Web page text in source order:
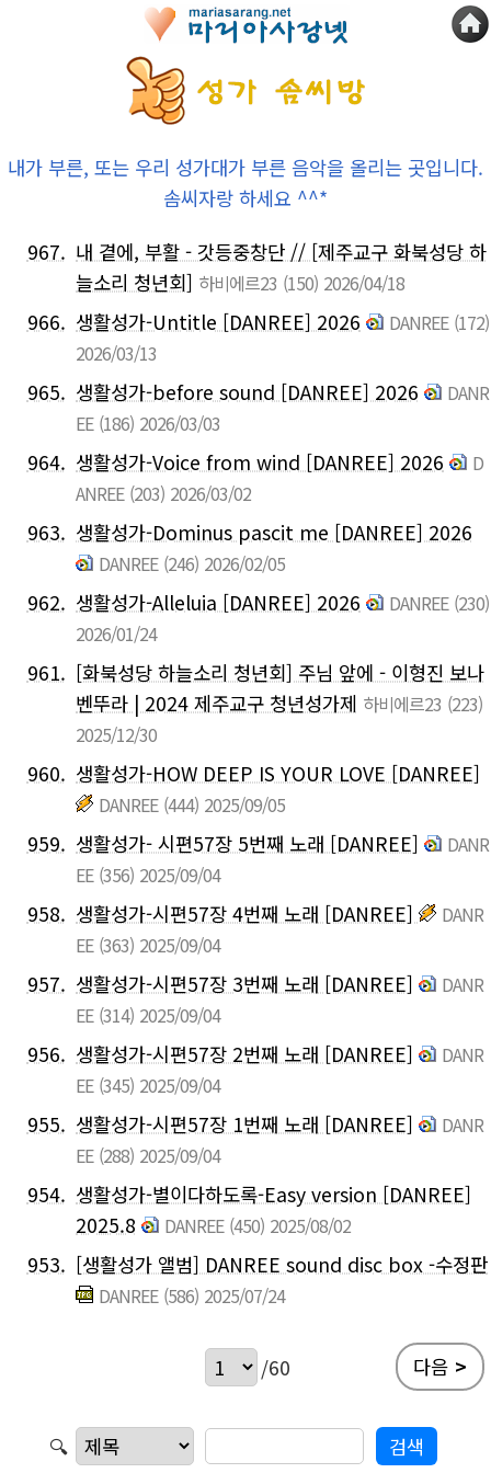
내가 부른, 또는 우리 성가대가 부른 음악을 올리는 곳입니다.
솜씨자랑 하세요 ^^*
967. 내 곁에, 부활 - 갓등중창단 // [제주교구 화북성당 하
늘소리 청년회] 하비에르23 (150) 2026/04/18
966. 생활성가-Untitle [DANREE] 2026 DANREE (172)
2026/03/13
965. 생활성가-before sound [DANREE] 2026
DANR
EE (186) 2026/03/03
964. 생활성가-Voice from wind [DANREE] 2026
D
ANREE (203) 2026/03/02
963. 생활성가-Dominus pascit me [DANREE] 2026
DANREE (246) 2026/02/05
962. 생활성가-Alleluia [DANREE] 2026 DANREE (230)
2026/01/24
961. [화북성당 하늘소리 청년회] 주님 앞에 - 이형진 보나
벤뚜라 | 2024 제주교구 청년성가제 하비에르23 (223)
2025/12/30
960. 생활성가-HOW DEEP IS YOUR LOVE [DANREE]
DANREE (444) 2025/09/05
959. 생활성가- 시편57장 5번째 노래 [DANREE]
DANR
EE (356) 2025/09/04
958. 생활성가-시편57장 4번째 노래 [DANREE]
DANR
EE (363) 2025/09/04
957. 생활성가-시편57장 3번째 노래 [DANREE]
DANR
EE (314) 2025/09/04
956. 생활성가-시편57장 2번째 노래 [DANREE]
DANR
EE (345) 2025/09/04
955. 생활성가-시편57장 1번째 노래 [DANREE]
DANR
EE (288) 2025/09/04
954. 생활성가-별이다하도록-Easy version [DANREE]
2025.8
DANREE (450) 2025/08/02
953. [생활성가 앨범] DANREE sound disc box -수정판
DANREE (586) 2025/07/24
/60 다음 >
🔍